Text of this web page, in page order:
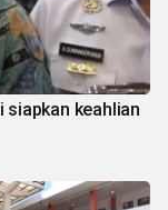
keahlian